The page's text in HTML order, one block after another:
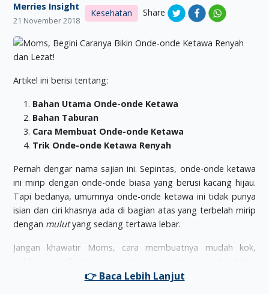
Merries Insight
21 November 2018
Kesehatan Share
Artikel ini berisi tentang:
Bahan Utama Onde-onde Ketawa
Bahan Taburan
Cara Membuat Onde-onde Ketawa
Trik Onde-onde Ketawa Renyah
Pernah dengar nama sajian ini. Sepintas, onde-onde ketawa
ini mirip dengan onde-onde biasa yang berusi kacang hijau.
Tapi bedanya, umumnya onde-onde ketawa ini tidak punya
isian dan ciri khasnya ada di bagian atas yang terbelah mirip
dengan mulutyang sedang tertawa lebar.
Jangan khawatir Moms, cara membuatnya mudah kok,
simak yuk resepnya.